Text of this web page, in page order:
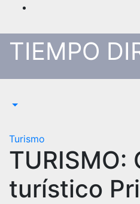
Saltar
contenido
TIEMPO
Turismo
TURISMO:
turístico